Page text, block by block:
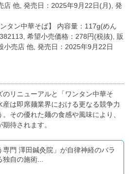
店 他, 発売日：2025年9月22日(月), 発
タン中華そば】 内容量：117g(めん
希望小売価格：278円(税抜), 販
小売店 他, 発売日：2025年9月22日
のリニューアルと「ワンタン中華そ
は即席麺業界における更なる競争力
その優れた麺の食感や風味により、
待されます。
専門 澤田鍼灸院」が自律神経のバラ
自の施術...